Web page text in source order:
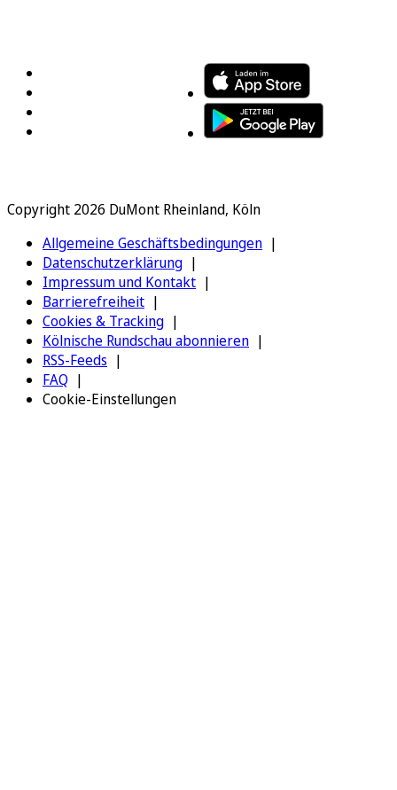
Copyright 2026 DuMont Rheinland, Köln
Allgemeine Geschäftsbedingungen
Datenschutzerklärung
Impressum und Kontakt
Barrierefreiheit
Cookies & Tracking
Kölnische Rundschau abonnieren
RSS-Feeds
FAQ
Cookie-Einstellungen